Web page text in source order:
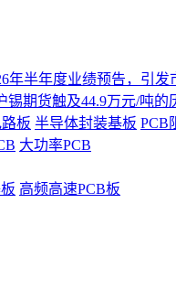
年半年度业绩预告，引
锡期货触及44.9万元/吨的
板 半导体封装基板 PCB
大功率PCB
高频高速PCB板